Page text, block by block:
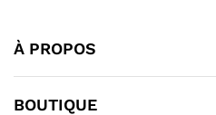
À PROPOS
BOUTIQUE